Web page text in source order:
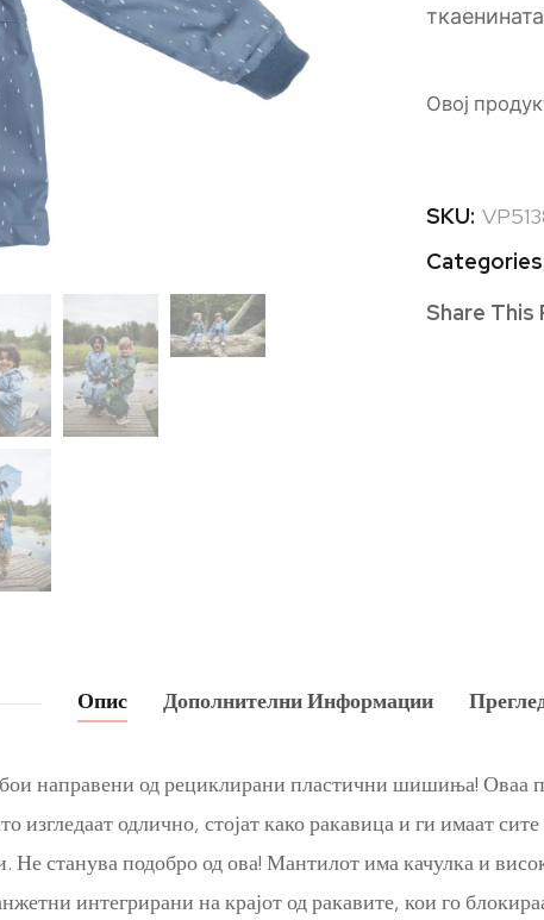
Овој
SKU:
Share This
Опис Дополнителни Информации
направени од рециклирани пластични шишиња! Оваа
одлично, стојат како ракавица и ги имаат
станува подобро од ова! Мантилот има качулка и
интегрирани на крајот од ракавите, кои го